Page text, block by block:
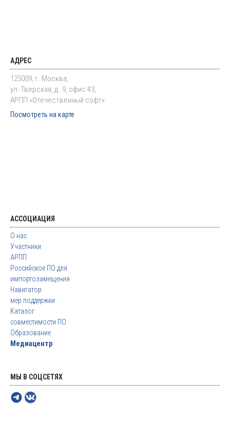
АДРЕС
125009, г. Москва,
ул. Тверская, д. 9, офис 43,
АРПП «Отечественный софт»
Посмотреть на карте
АССОЦИАЦИЯ
О нас
Участники
АРПП
Российское ПО для
импортозамещения
Навигатор
мер поддержки
Каталог
совместимости ПО
Образование
Медиацентр
МЫ В СОЦСЕТЯХ